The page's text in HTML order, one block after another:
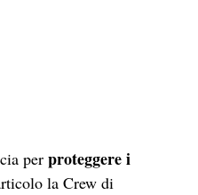
per proteggere i
la Crew di